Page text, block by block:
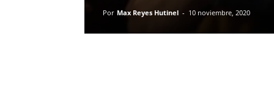
Por Max Reyes Hutinel - 10 noviembre, 2020